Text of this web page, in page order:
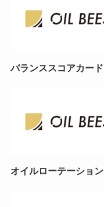
バランススコアカード
オイルローテーション